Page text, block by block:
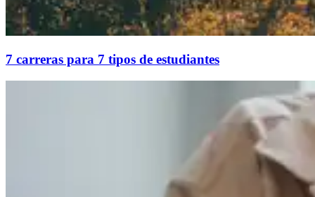
7 carreras para 7 tipos de estudiantes